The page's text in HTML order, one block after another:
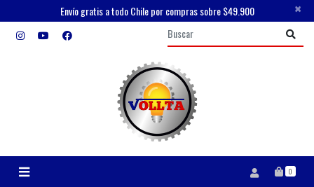
Envío gratis a todo Chile por compras sobre $49.900 ×
0